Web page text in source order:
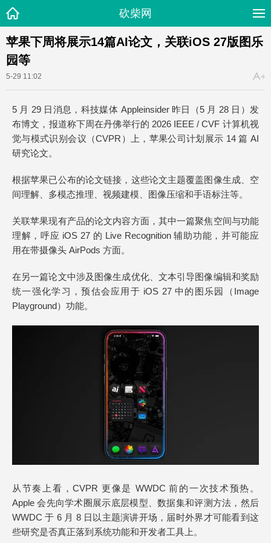
砍柴网
苹果下周将展示14篇AI论文，关联iOS 27版图乐
园等
5-29 11:02
5 月 29 日消息，科技媒体 Appleinsider 昨日（5 月 28 日）发
布博文，报道称下周在丹佛举行的 2026 IEEE / CVF 计算机视
觉与模式识别会议（CVPR）上，苹果公司计划展示 14 篇 AI
研究论文。
根据苹果已公布的论文链接，这些论文主题覆盖图像生成、空
间理解、多模态推理、视频建模、图像压缩和手语标注等。
关联苹果现有产品的论文内容方面，其中一篇聚焦空间与功能
理解，呼应 iOS 27 的 Live Recognition 辅助功能，并可能应
用在带摄像头 AirPods 方面。
在另一篇论文中涉及图像生成优化、文本引导图像编辑和奖励
统一强化学习，预估会应用于 iOS 27 中的图乐园（Image
Playground）功能。
从节奏上看，CVPR 更像是 WWDC 前的一次技术预热。
Apple 会先向学术圈展示底层模型、数据集和评测方法，然后
WWDC 于 6 月 8 日以主题演讲开场，届时外界才可能看到这
些研究是否真正落到系统功能和开发者工具上。